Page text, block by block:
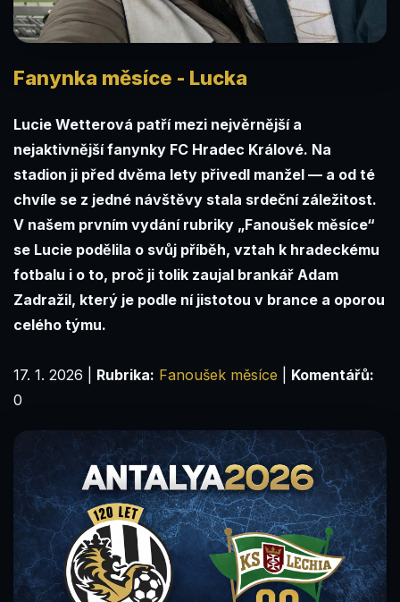
Fanynka měsíce - Lucka
Lucie Wetterová patří mezi nejvěrnější a
nejaktivnější fanynky FC Hradec Králové. Na
stadion ji před dvěma lety přivedl manžel — a od té
chvíle se z jedné návštěvy stala srdeční záležitost.
V našem prvním vydání rubriky „Fanoušek měsíce“
se Lucie podělila o svůj příběh, vztah k hradeckému
fotbalu i o to, proč ji tolik zaujal brankář Adam
Zadražil, který je podle ní jistotou v brance a oporou
celého týmu.
17. 1. 2026 Rubrika: Fanoušek měsíce
Komentářů:
0